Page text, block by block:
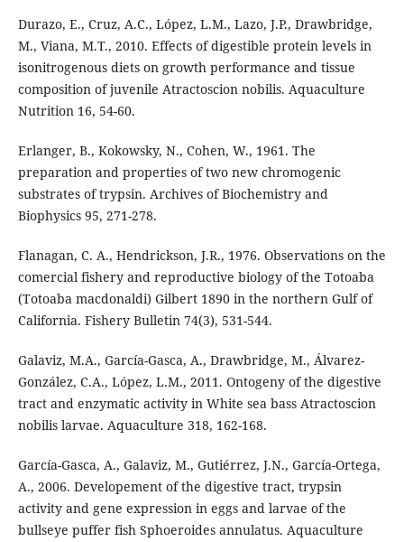
Durazo, E., Cruz, A.C., López, L.M., Lazo, J.P., Drawbridge,
M., Viana, M.T., 2010. Effects of digestible protein levels in
isonitrogenous diets on growth performance and tissue
composition of juvenile Atractoscion nobilis. Aquaculture
Nutrition 16, 54-60.
Erlanger, B., Kokowsky, N., Cohen, W., 1961. The
preparation and properties of two new chromogenic
substrates of trypsin. Archives of Biochemistry and
Biophysics 95, 271-278.
Flanagan, C. A., Hendrickson, J.R., 1976. Observations on the
comercial fishery and reproductive biology of the Totoaba
(Totoaba macdonaldi) Gilbert 1890 in the northern Gulf of
California. Fishery Bulletin 74(3), 531-544.
Galaviz, M.A., García-Gasca, A., Drawbridge, M., Álvarez-
González, C.A., López, L.M., 2011. Ontogeny of the digestive
tract and enzymatic activity in White sea bass Atractoscion
nobilis larvae. Aquaculture 318, 162-168.
García-Gasca, A., Galaviz, M., Gutiérrez, J.N., García-Ortega,
A., 2006. Developement of the digestive tract, trypsin
activity and gene expression in eggs and larvae of the
bullseye puffer fish Sphoeroides annulatus. Aquaculture